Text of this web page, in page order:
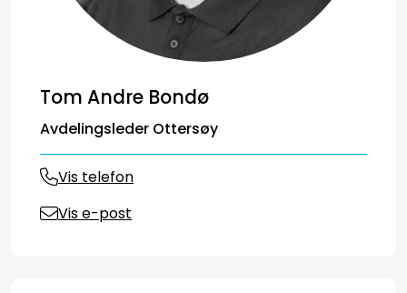
Tom Andre Bondø
Avdelingsleder Ottersøy
Vis telefon
Vis e-post